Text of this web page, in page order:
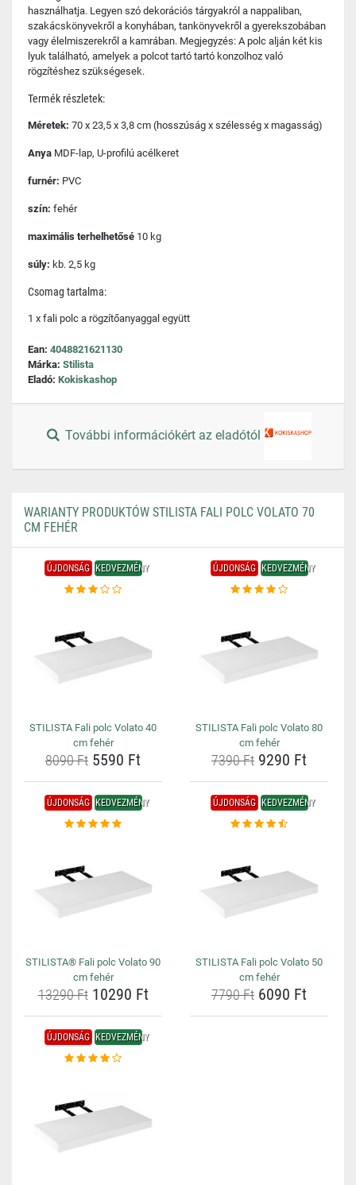
használhatja. Legyen szó dekorációs tárgyakról a nappaliban,
szakácskönyvekről a konyhában, tankönyvekről a gyerekszobában
vagy élelmiszerekről a kamrában. Megjegyzés: A polc alján két kis
lyuk található, amelyek a polcot tartó tartó konzolhoz való
rögzítéshez szükségesek.
Termék részletek:
Méretek: 70 x 23,5 x 3,8 cm (hosszúság x szélesség x magasság)
Anya MDF-lap, U-profilú acélkeret
furnér: PVC
szín: fehér
maximális terhelhetősé 10 kg
súly: kb. 2,5 kg
Csomag tartalma:
1 x fali polc a rögzítőanyaggal együtt
Ean: 4048821621130
Márka: Stilista
Eladó: Kokiskashop
További információkért az eladótól
WARIANTY PRODUKTÓW STILISTA FALI POLC VOLATO 70
CM FEHÉR
ÚJDONSÁG KEDVEZMÉNY
STILISTA Fali polc Volato 40
cm fehér
8090 Ft 5590 Ft
ÚJDONSÁG KEDVEZMÉNY
STILISTA Fali polc Volato 80
cm fehér
7390 Ft 9290 Ft
ÚJDONSÁG KEDVEZMÉNY
STILISTA® Fali polc Volato 90
cm fehér
13290 Ft10290 Ft
ÚJDONSÁG KEDVEZMÉNY
STILISTA Fali polc Volato 50
cm fehér
7790 Ft 6090 Ft
ÚJDONSÁG KEDVEZMÉNY